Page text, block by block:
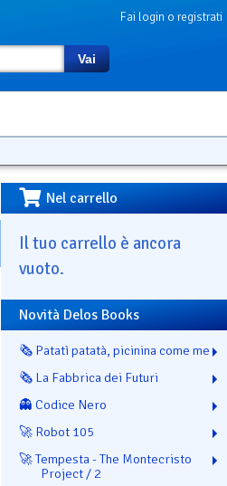
Fai login o registrati
Vai
Nel carrello
Il tuo carrello è ancora
vuoto.
Novità Delos Books
🗞️ Patatì patatà, picinina come me
🗞️ La Fabbrica dei Futuri
👻 Codice Nero
🚀 Robot 105
🚀 Tempesta - The Montecristo
Project / 2